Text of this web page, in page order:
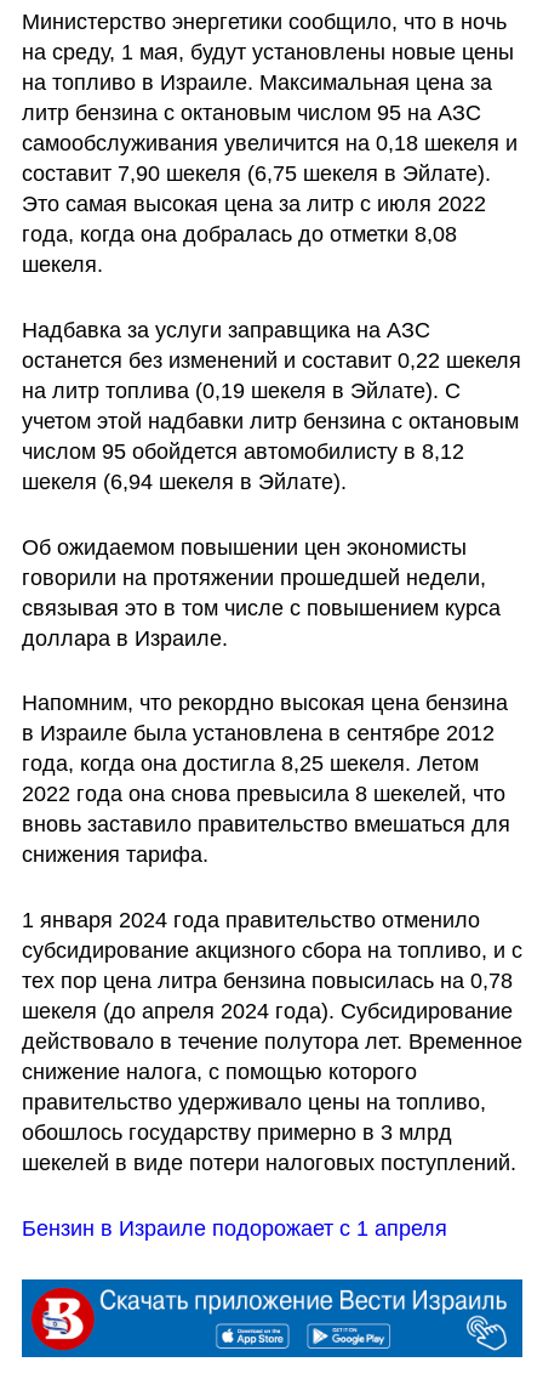
Министерство энергетики сообщило, что в ночь
на среду, 1 мая, будут установлены новые цены
на топливо в Израиле. Максимальная цена за
литр бензина с октановым числом 95 на АЗС
самообслуживания увеличится на 0,18 шекеля и
составит 7,90 шекеля (6,75 шекеля в Эйлате).
Это самая высокая цена за литр с июля 2022
года, когда она добралась до отметки 8,08
шекеля.
Надбавка за услуги заправщика на АЗС
останется без изменений и составит 0,22 шекеля
на литр топлива (0,19 шекеля в Эйлате). С
учетом этой надбавки литр бензина с октановым
числом 95 обойдется автомобилисту в 8,12
шекеля (6,94 шекеля в Эйлате).
Об ожидаемом повышении цен экономисты
говорили на протяжении прошедшей недели,
связывая это в том числе с повышением курса
доллара в Израиле.
Напомним, что рекордно высокая цена бензина
в Израиле была установлена в сентябре 2012
года, когда она достигла 8,25 шекеля. Летом
2022 года она снова превысила 8 шекелей, что
вновь заставило правительство вмешаться для
снижения тарифа.
1 января 2024 года правительство отменило
субсидирование акцизного сбора на топливо, и с
тех пор цена литра бензина повысилась на 0,78
шекеля (до апреля 2024 года). Субсидирование
действовало в течение полутора лет. Временное
снижение налога, с помощью которого
правительство удерживало цены на топливо,
обошлось государству примерно в 3 млрд
шекелей в виде потери налоговых поступлений.
Бензин в Израиле подорожает с 1 апреля